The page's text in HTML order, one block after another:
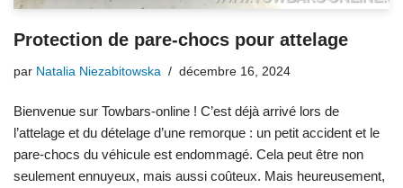
Protection de pare-chocs pour attelage
par Natalia Niezabitowska décembre 16, 2024
Bienvenue sur Towbars-online ! C’est déjà arrivé lors de
l’attelage et du dételage d’une remorque : un petit accident et le
pare-chocs du véhicule est endommagé. Cela peut être non
seulement ennuyeux, mais aussi coûteux. Mais heureusement,